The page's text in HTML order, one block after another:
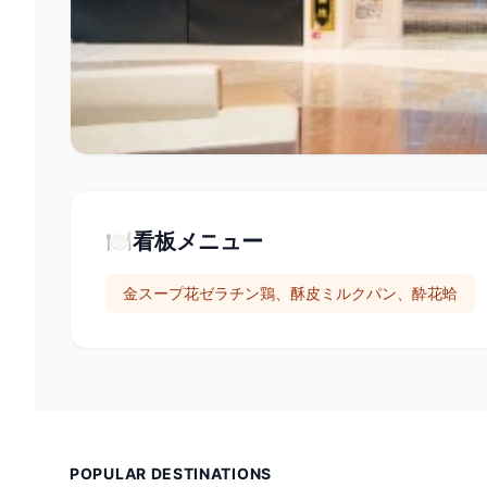
🍽️看板メニュー
金スープ花ゼラチン鶏、酥皮ミルクパン、酔花蛤
POPULAR DESTINATIONS